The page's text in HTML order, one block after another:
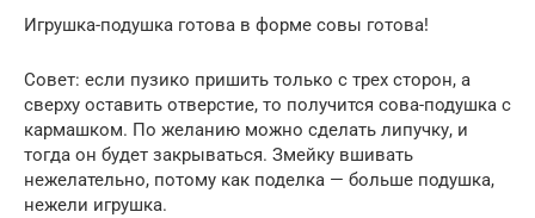
Игрушка-подушка готова в форме совы готова!
Совет: если пузико пришить только с трех сторон, а
сверху оставить отверстие, то получится сова-подушка с
кармашком. По желанию можно сделать липучку, и
тогда он будет закрываться. Змейку вшивать
нежелательно, потому как поделка — больше подушка,
нежели игрушка.